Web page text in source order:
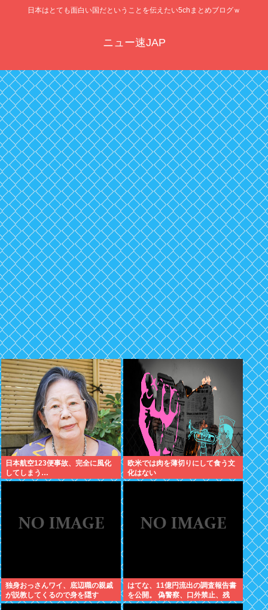
日本はとても面白い国だということを伝えたい5chまとめブログｗ
ニュー速JAP
日本航空123便事故、完全に風化
してしまう…
欧米では肉を薄切りにして食う文
化はない
独身おっさんワイ、底辺職の親戚
が説教してくるので身を隠す
はてな、11億円流出の調査報告書
を公開。 偽警察、口外禁止、残
業・休日出勤200時間越、孤